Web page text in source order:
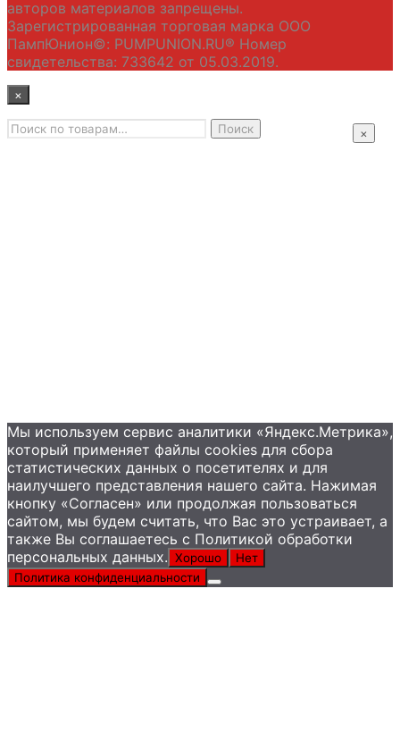
авторов материалов запрещены.
Зарегистрированная торговая марка ООО
ПампЮнион©: PUMPUNION.RU® Номер
свидетельства: 733642 от 05.03.2019.
×
Главная
×
Искать: Поиск
Мы используем сервис аналитики «Яндекс.Метрика»,
который применяет файлы сookies для сбора
статистических данных о посетителях и для
наилучшего представления нашего сайта. Нажимая
кнопку «Согласен» или продолжая пользоваться
сайтом, мы будем считать, что Вас это устраивает, а
также Вы соглашаетесь с Политикой обработки
персональных данных. Хорошо
Нет
Политика конфиденциальности